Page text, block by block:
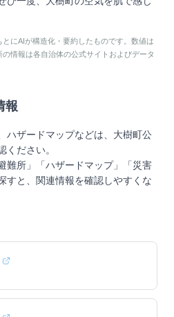
にAIが構造化・要約したものです。数値は
情報は各自治体の公式サイトおよびデータ
報
ハザードマップなどは、 大樹町公
ください。
難所」「ハザードマップ」「災害
すと、関連情報を確認しやすくな